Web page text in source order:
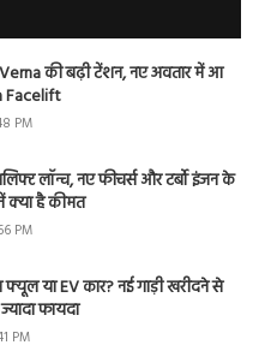
की बढ़ी टेंशन, नए अवतार में आ
Facelift
PM
लॉन्च, नए फीचर्स और टर्बो इंजन के
क्या है कीमत
PM
या EV कार? नई गाड़ी खरीदने से
फायदा
PM